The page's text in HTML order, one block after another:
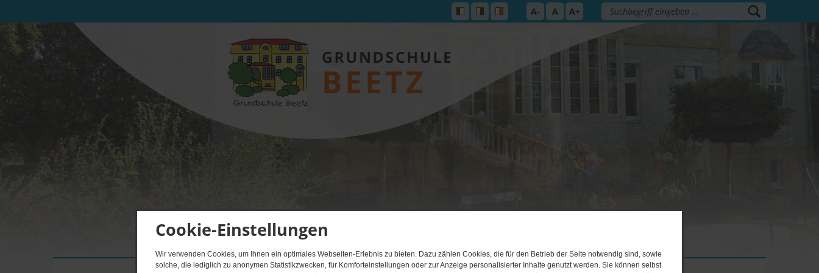
Cookie-Einstellungen
Wir verwenden Cookies, um Ihnen ein optimales Webseiten-Erlebnis zu bieten. Dazu zählen Cookies, die für den Betrieb der Seite notwendig sind, sowie
solche, die lediglich zu anonymen Statistikzwecken, für Komforteinstellungen oder zur Anzeige personalisierter Inhalte genutzt werden. Sie können selbst
A- A A+